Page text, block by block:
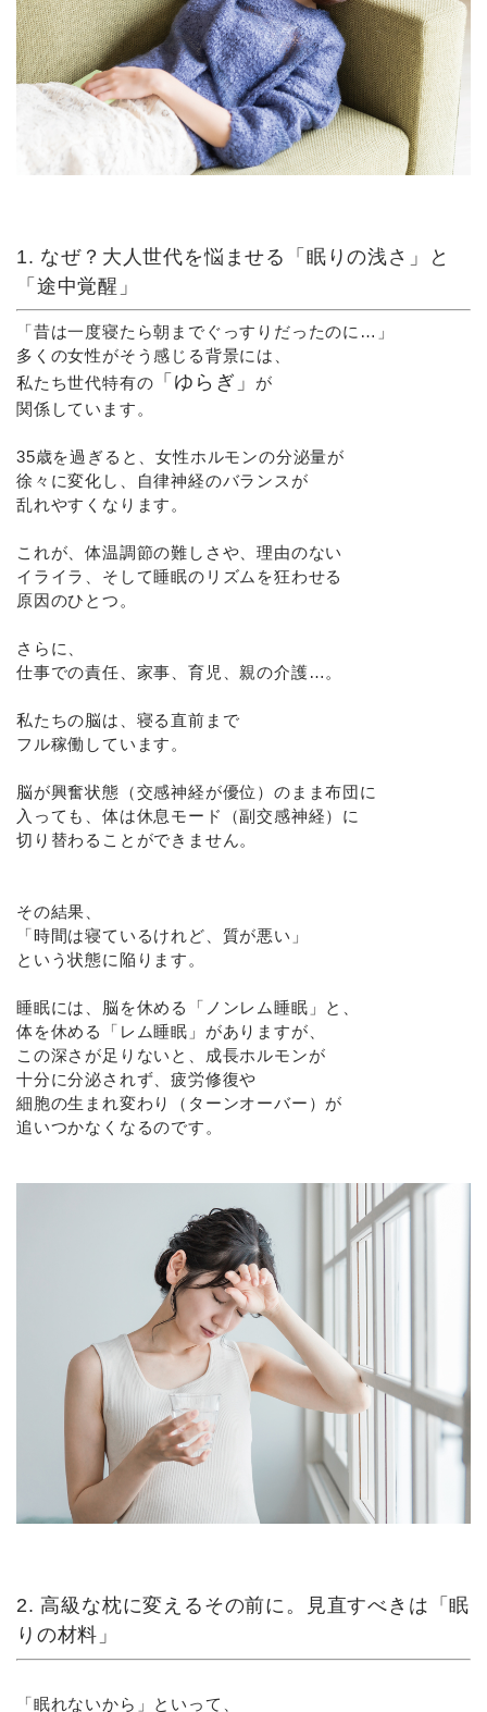
1. なぜ？大人世代を悩ませる「眠りの浅さ」と
「途中覚醒」
「昔は一度寝たら朝までぐっすりだったのに…」
多くの女性がそう感じる背景には、
私たち世代特有の 「ゆらぎ」
が
関係しています。
35歳を過ぎると、女性ホルモンの分泌量が
徐々に変化し、自律神経のバランスが
乱れやすくなります。
これが、体温調節の難しさや、理由のない
イライラ、そして睡眠のリズムを狂わせる
原因のひとつ。
さらに、
仕事での責任、家事、育児、親の介護…。
私たちの脳は、寝る直前まで
フル稼働しています。
脳が興奮状態（交感神経が優位）のまま布団に
入っても、体は休息モード（副交感神経）に
切り替わることができません。
その結果、
「時間は寝ているけれど、質が悪い」
という状態に陥ります。
睡眠には、脳を休める「ノンレム睡眠」と、
体を休める「レム睡眠」がありますが、
この深さが足りないと、成長ホルモンが
十分に分泌されず、疲労修復や
細胞の生まれ変わり（ターンオーバー）が
追いつかなくなるのです。
2. 高級な枕に変えるその前に。見直すべきは「眠
りの材料」
「眠れないから」といって、